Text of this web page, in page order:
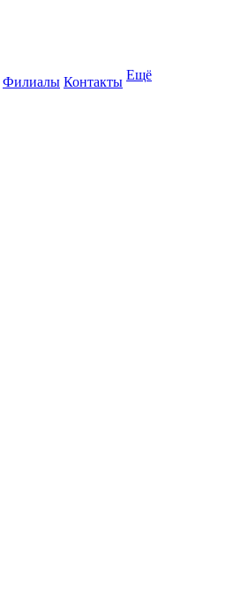
Филиалы Контакты Ещё